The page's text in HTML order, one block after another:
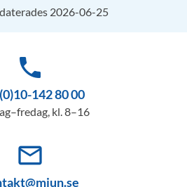
2026-06-25
phone
142 80 00
kl. 8–16
mail_outline